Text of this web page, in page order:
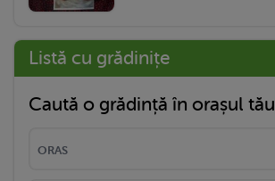
Listă cu grădinițe
Caută o grădință în orașul tău